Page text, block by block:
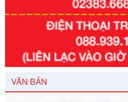
VĂN BẢN
351/2025/NĐ-CP
Tên: Nghị định số 351/2025/NĐ-
định chuẩn nghèo đa chiều quốc
Số kí hiệu: